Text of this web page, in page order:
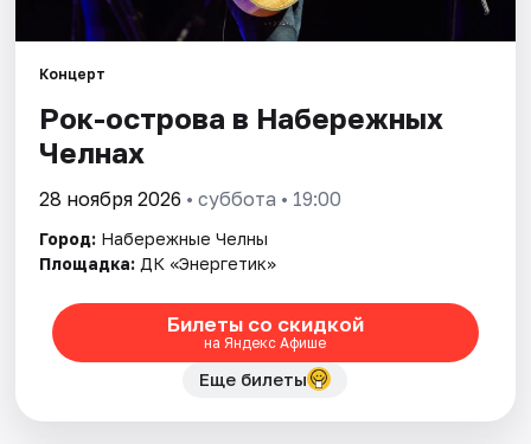
Площадки
Рейтинги
Концерт
Рок-острова в Набережных
Челнах
28 ноября 2026 • суббота • 19:00
Город: Набережные Челны
Площадка: ДК «Энергетик»
Билеты со скидкой
на Яндекс Афише
Еще билеты